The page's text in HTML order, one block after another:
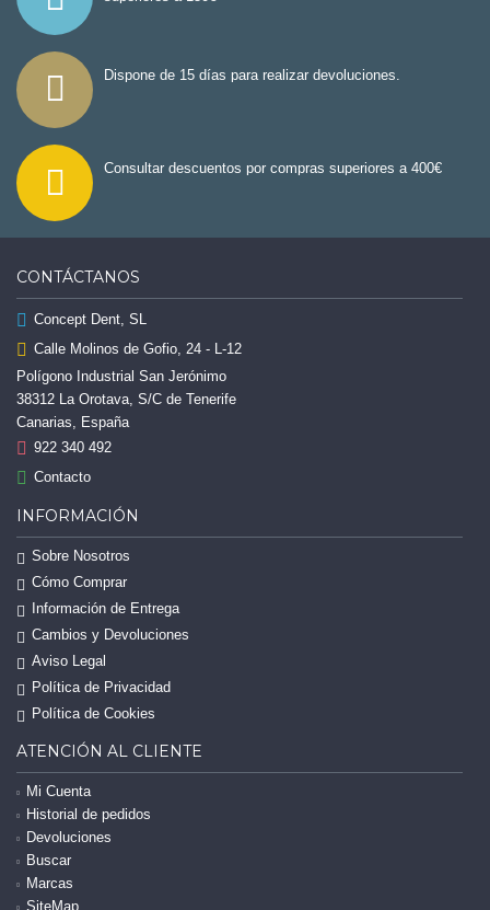
Dispone de 15 días para realizar devoluciones.
Consultar descuentos por compras superiores a 400€
CONTÁCTANOS
Concept Dent, SL
Calle Molinos de Gofio, 24 - L-12
Polígono Industrial San Jerónimo
38312 La Orotava, S/C de Tenerife
Canarias, España
922 340 492
Contacto
INFORMACIÓN
Sobre Nosotros
Cómo Comprar
Información de Entrega
Cambios y Devoluciones
Aviso Legal
Política de Privacidad
Política de Cookies
ATENCIÓN AL CLIENTE
Mi Cuenta
Historial de pedidos
Devoluciones
Buscar
Marcas
SiteMap